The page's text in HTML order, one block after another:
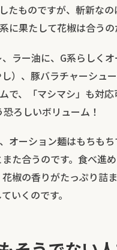
たものですが、斬新な
に果たして花椒は合う
ラー油に、G系らしく
）、豚バラチャーシュ
で、「マシマシ」も対
ろしいボリューム！
オーション麺はもちも
た合うのです。食べ進
椒の香りがたっぷり詰
いくのです。